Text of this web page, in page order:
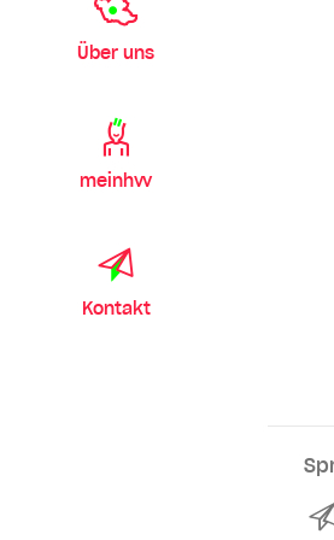
Über uns
meinhvv
Kontakt